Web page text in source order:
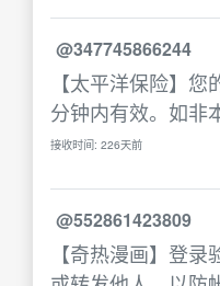
@347745866244
【太平洋保险】
分钟内有效。如非
接收时间: 226天前
@552861423809
【奇热漫画】登